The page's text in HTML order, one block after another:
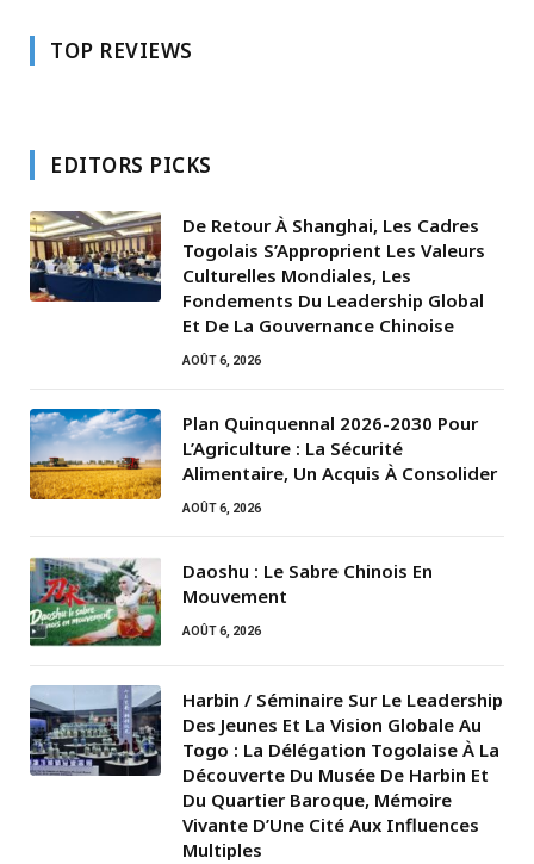
TOP REVIEWS
EDITORS PICKS
De Retour À Shanghai, Les Cadres
Togolais S’Approprient Les Valeurs
Culturelles Mondiales, Les
Fondements Du Leadership Global
Et De La Gouvernance Chinoise
AOÛT 6, 2026
Plan Quinquennal 2026-2030 Pour
L’Agriculture : La Sécurité
Alimentaire, Un Acquis À Consolider
AOÛT 6, 2026
Daoshu : Le Sabre Chinois En
Mouvement
AOÛT 6, 2026
Harbin / Séminaire Sur Le Leadership
Des Jeunes Et La Vision Globale Au
Togo : La Délégation Togolaise À La
Découverte Du Musée De Harbin Et
Du Quartier Baroque, Mémoire
Vivante D’Une Cité Aux Influences
Multiples